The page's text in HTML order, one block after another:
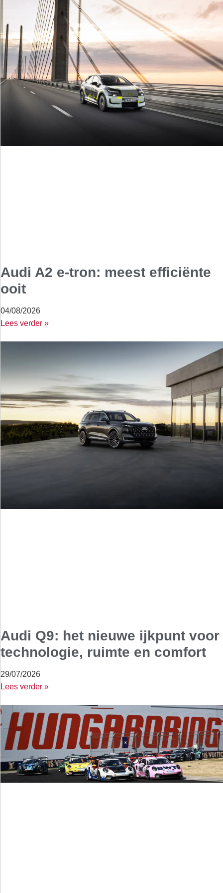
Audi A2 e-tron: meest efficiënte
ooit
04/08/2026
Lees verder »
Audi Q9: het nieuwe ijkpunt voor
technologie, ruimte en comfort
29/07/2026
Lees verder »